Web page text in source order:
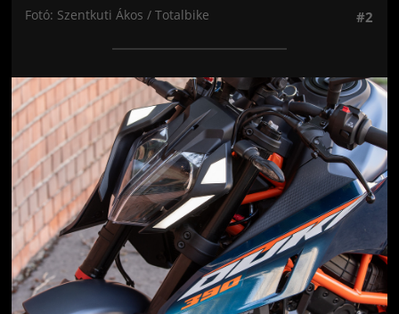
Fotó: Szentkuti Ákos / Totalbike #2
Jön még kép!